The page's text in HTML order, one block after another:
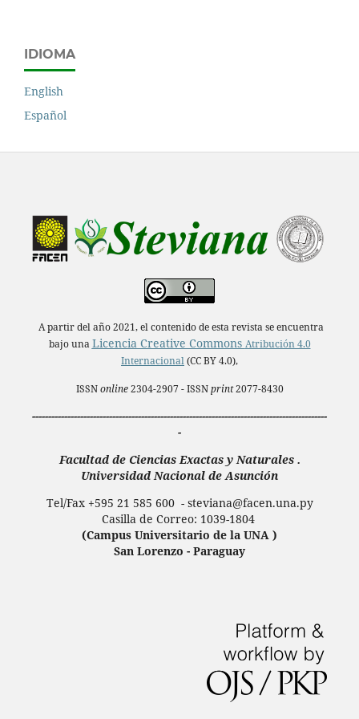
IDIOMA
English
Español
A partir del año 2021, el contenido de esta revista se encuentra
bajo unaLicencia Creative Commons Atribución 4.0
Internacional(CC BY 4.0),
ISSNonline2304-2907 - ISSNprint2077-8430
--------------------------------------------------------------------------------------------
-
Facultad de Ciencias Exactas y Naturales .
Universidad Nacional de Asunción
Tel/Fax +595 21 585 600 - steviana@facen.una.py
Casilla de Correo: 1039-1804
(Campus Universitario de la UNA )
San Lorenzo - Paraguay